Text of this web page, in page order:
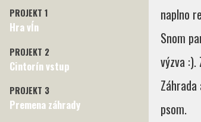
PROJEKT 1
Hra vĺn
PROJEKT 2
Cintorín vstup
PROJEKT 3
Premena záhrady
naplno
Snom
výzva
psom.